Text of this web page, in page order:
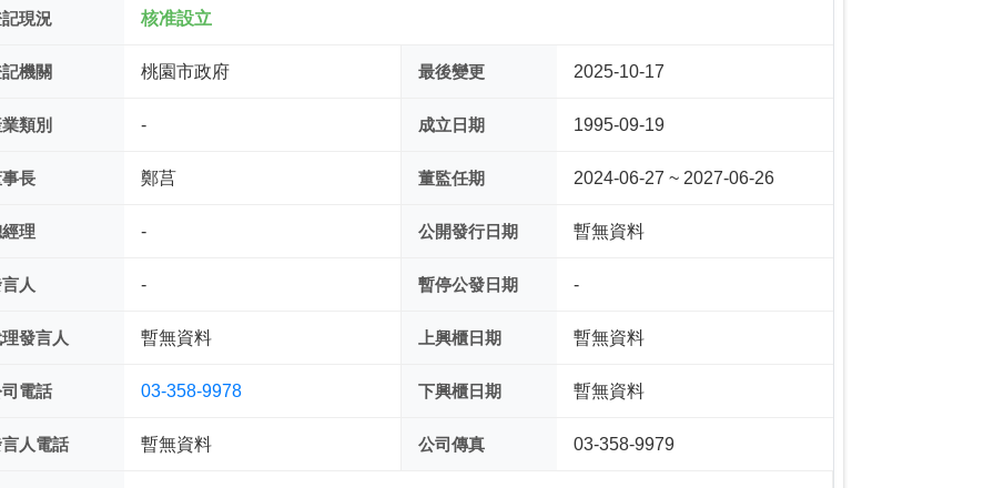
現況 核准設立
機關 桃園市政府 最後變更 2025-10-17
類別 - 成立日期 1995-09-19
長 鄭莒 董監任期 2024-06-27 ~ 2027-06-26
理 - 公開發行日期 暫無資料
人 - 暫停公發日期 -
發言人 暫無資料 上興櫃日期 暫無資料
電話 03-358-9978 下興櫃日期 暫無資料
人電話 暫無資料 公司傳真 03-358-9979